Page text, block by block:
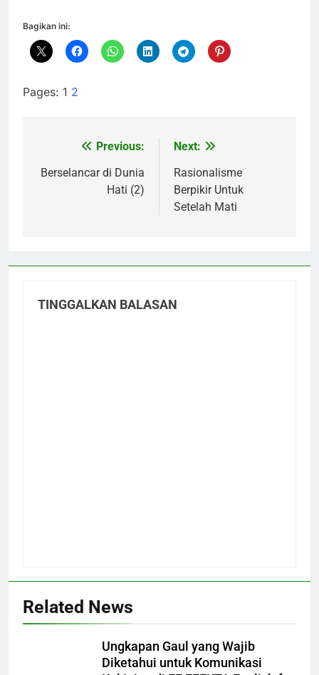
Bagikan ini:
Pages: 1 2
Navigasi
pos
Previous:
Berselancar di Dunia
Hati (2)
Next:
Rasionalisme
Berpikir Untuk
Setelah Mati
TINGGALKAN BALASAN
Related News
Ungkapan Gaul yang Wajib
Diketahui untuk Komunikasi